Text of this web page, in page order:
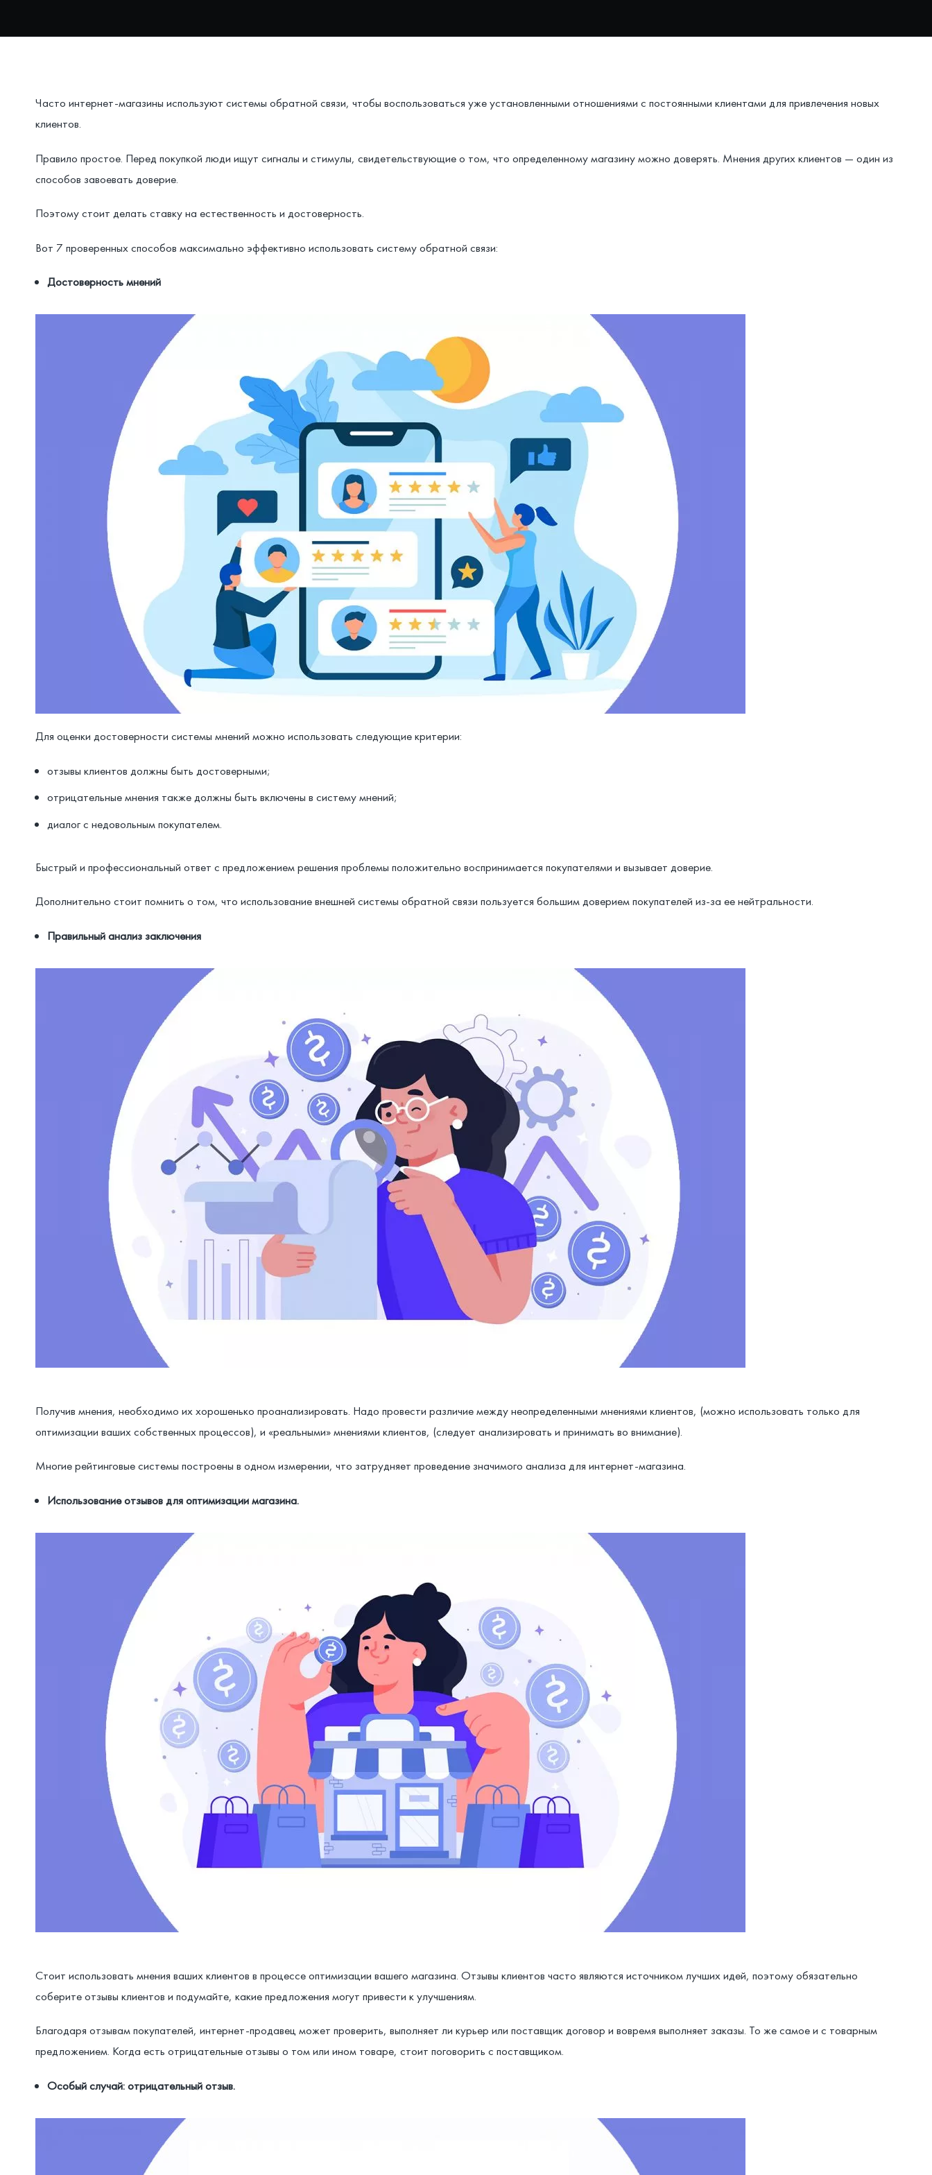
Часто интернет-магазины используют системы обратной связи, чтобы воспользоваться уже установленными отношениями с постоянными клиентами для привлечения новых
клиентов.
Правило простое. Перед покупкой люди ищут сигналы и стимулы, свидетельствующие о том, что определенному магазину можно доверять. Мнения других клиентов — один из
способов завоевать доверие.
Поэтому стоит делать ставку на естественность и достоверность.
Вот 7 проверенных способов максимально эффективно использовать систему обратной связи:
Достоверность мнений
Для оценки достоверности системы мнений можно использовать следующие критерии:
отзывы клиентов должны быть достоверными;
отрицательные мнения также должны быть включены в систему мнений;
диалог с недовольным покупателем.
Быстрый и профессиональный ответ с предложением решения проблемы положительно воспринимается покупателями и вызывает доверие.
Дополнительно стоит помнить о том, что использование внешней системы обратной связи пользуется большим доверием покупателей из-за ее нейтральности.
Правильный анализ заключения
Получив мнения, необходимо их хорошенько проанализировать. Надо провести различие между неопределенными мнениями клиентов, (можно использовать только для
оптимизации ваших собственных процессов), и «реальными» мнениями клиентов, (следует анализировать и принимать во внимание).
Многие рейтинговые системы построены в одном измерении, что затрудняет проведение значимого анализа для интернет-магазина.
Использование отзывов для оптимизации магазина.
Стоит использовать мнения ваших клиентов в процессе оптимизации вашего магазина. Отзывы клиентов часто являются источником лучших идей, поэтому обязательно
соберите отзывы клиентов и подумайте, какие предложения могут привести к улучшениям.
Благодаря отзывам покупателей, интернет-продавец может проверить, выполняет ли курьер или поставщик договор и вовремя выполняет заказы. То же самое и с товарным
предложением. Когда есть отрицательные отзывы о том или ином товаре, стоит поговорить с поставщиком.
Особый случай: отрицательный отзыв.